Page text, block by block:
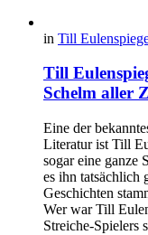
in Till
Till
Schelm aller
Eine der
Literatur ist Till
sogar eine ganze
es ihn tatsächlich
Geschichten
Wer war Till
Streiche-